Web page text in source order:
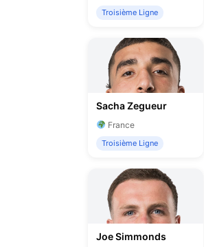
Troisième Ligne
Sacha Zegueur
France
Troisième Ligne
Joe Simmonds